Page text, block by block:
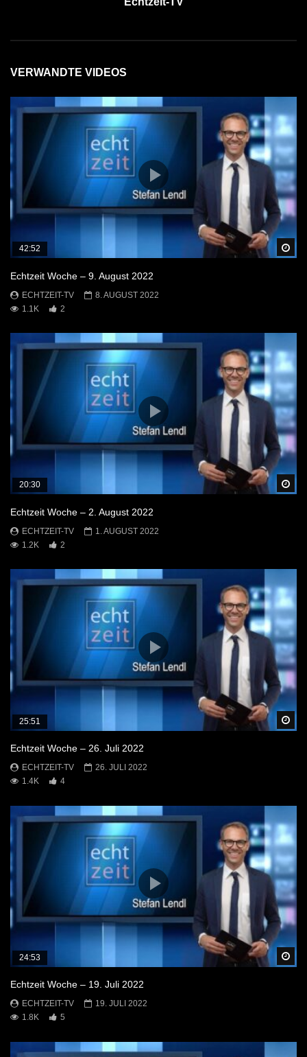
VERWANDTE VIDEOS
42:52
Echtzeit Woche – 9. August 2022
ECHTZEIT-TV
8. AUGUST 2022
1.1K
2
20:30
Echtzeit Woche – 2. August 2022
ECHTZEIT-TV
1. AUGUST 2022
1.2K
2
25:51
Echtzeit Woche – 26. Juli 2022
ECHTZEIT-TV
26. JULI 2022
1.4K
4
24:53
Echtzeit Woche – 19. Juli 2022
ECHTZEIT-TV
19. JULI 2022
1.8K
5